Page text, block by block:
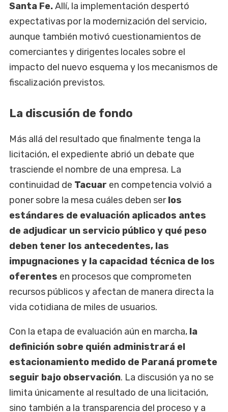
Santa Fe.Allí, la implementación despertó
expectativas por la modernización del servicio,
aunque también motivó cuestionamientos de
comerciantes y dirigentes locales sobre el
impacto del nuevo esquema y los mecanismos de
fiscalización previstos.
La discusión de fondo
Más allá del resultado que finalmente tenga la
licitación, el expediente abrió un debate que
trasciende el nombre de una empresa. La
continuidad de Tacuar en competencia volvió a
poner sobre la mesa cuáles deben serlos
estándares de evaluación aplicados antes
de adjudicar un servicio público y qué peso
deben tener los antecedentes, las
impugnaciones y la capacidad técnica de los
oferentes en procesos que comprometen
recursos públicos y afectan de manera directa la
vida cotidiana de miles de usuarios.
Con la etapa de evaluación aún en marcha, la
definición sobre quién administrará el
estacionamiento medido de Paraná promete
seguir bajo observación. La discusión ya no se
limita únicamente al resultado de una licitación,
sino también a la transparencia del proceso y a